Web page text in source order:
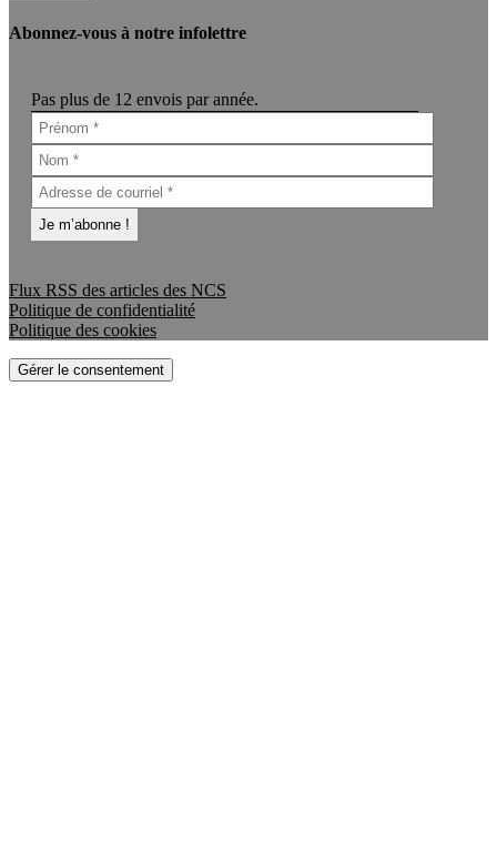
Abonnez-vous à notre infolettre
Pas plus de 12 envois par année.
Flux RSS des articles des NCS
Politique de confidentialité
Politique des cookies
Gérer le consentement